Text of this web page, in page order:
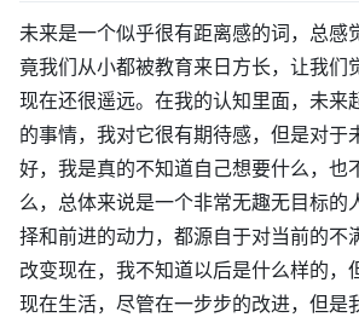
未来是一个似乎很有距离感的词，总感
竟我们从小都被教育来日方长，让我们
现在还很遥远。在我的认知里面，未来
的事情，我对它很有期待感，但是对于
好，我是真的不知道自己想要什么，也
么，总体来说是一个非常无趣无目标的
择和前进的动力，都源自于对当前的不
改变现在，我不知道以后是什么样的，
现在生活，尽管在一步步的改进，但是